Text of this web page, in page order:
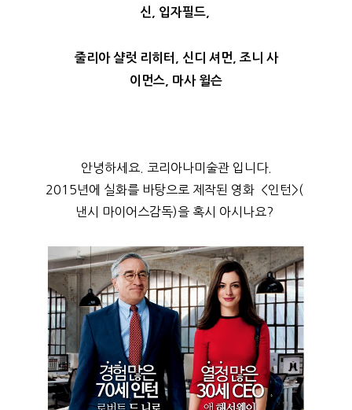
신, 입자필드,
줄리아 샬럿 리히터, 신디 셔먼, 조니 사
이먼스, 마사 윌슨
안녕하세요. 코리아나미술관 입니다.
2015년에 실화를 바탕으로 제작된 영화  <인턴>(
낸시 마이어스감독)을 혹시 아시나요?